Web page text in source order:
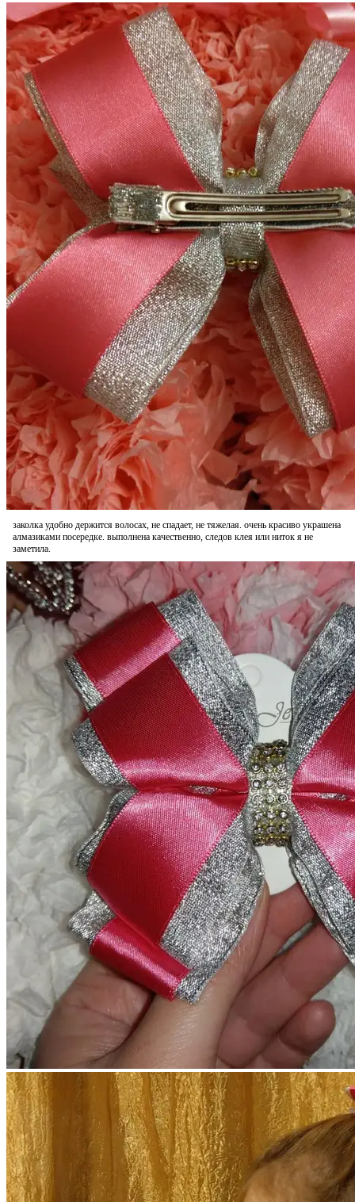
заколка удобно держится волосах, не спадает, не тяжелая. очень красиво украшена
алмазиками посередке. выполнена качественно, следов клея или ниток я не
заметила.